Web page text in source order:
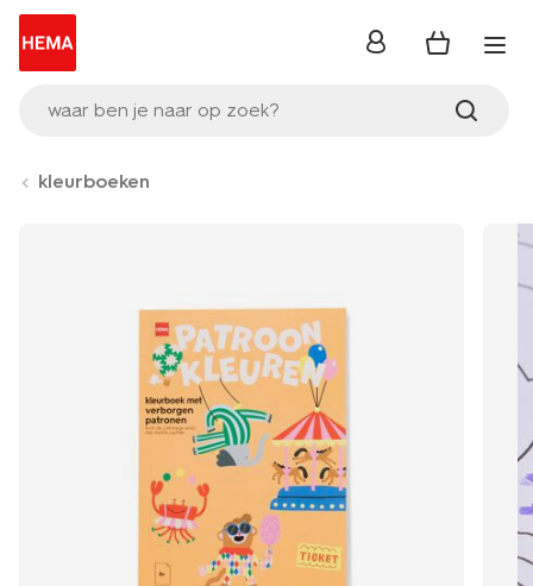
waar ben je naar op zoek?
inloggen
kleurboeken